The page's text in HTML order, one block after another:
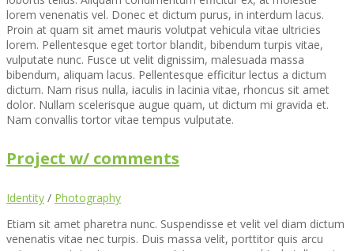
lorem venenatis vel. Donec et dictum purus, in interdum lacus.
Proin at quam sit amet mauris volutpat vehicula vitae ultricies
lorem. Pellentesque eget tortor blandit, bibendum turpis vitae,
vulputate nunc. Fusce ut velit dignissim, malesuada massa
bibendum, aliquam lacus. Pellentesque efficitur lectus a dictum
dictum. Nam risus nulla, iaculis in lacinia vitae, rhoncus sit amet
dolor. Nullam scelerisque augue quam, ut dictum mi gravida et.
Nam convallis tortor vitae tempus vulputate.
Project w/ comments
Identity / Photography
Etiam sit amet pharetra nunc. Suspendisse et velit vel diam dictum
venenatis vitae nec turpis. Duis massa velit, porttitor quis arcu